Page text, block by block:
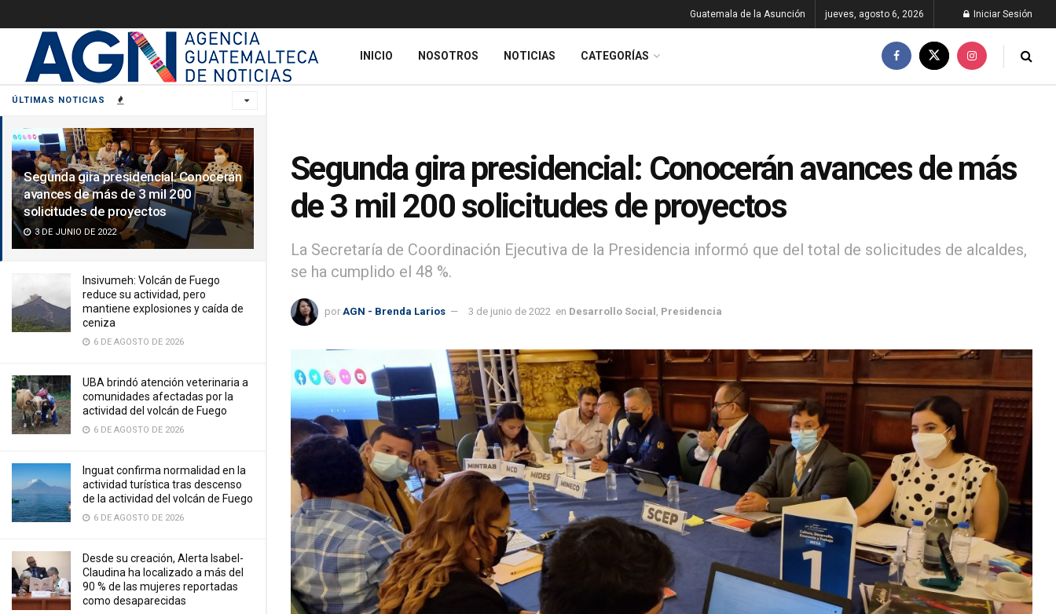
ÚLTIMAS NOTICIAS
Segunda gira presidencial: Conocerán
avances de más de 3 mil 200
solicitudes de proyectos
3 DE JUNIO DE 2022
Insivumeh: Volcán de Fuego
reduce su actividad, pero
mantiene explosiones y caída de
ceniza
6 DE AGOSTO DE 2026
UBA brindó atención veterinaria a
comunidades afectadas por la
actividad del volcán de Fuego
6 DE AGOSTO DE 2026
Inguat confirma normalidad en la
actividad turística tras descenso
de la actividad del volcán de Fuego
6 DE AGOSTO DE 2026
Desde su creación, Alerta Isabel-
Claudina ha localizado a más del
90 % de las mujeres reportadas
como desaparecidas
Guatemala de la Asunción jueves, agosto 6, 2026 Iniciar Sesión
INICIO NOSOTROS NOTICIAS CATEGORÍAS
Segunda gira presidencial: Conocerán avances de más
de 3 mil 200 solicitudes de proyectos
La Secretaría de Coordinación Ejecutiva de la Presidencia informó que del total de solicitudes de alcaldes,
se ha cumplido el 48 %.
por AGN - Brenda Larios 3 de junio de 2022 en Desarrollo Social Presidencia